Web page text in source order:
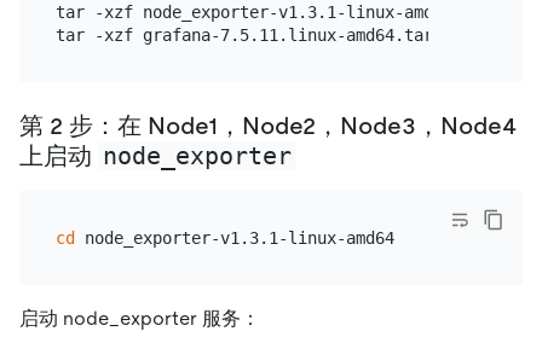
tar -xzf node_exporter-v1.3.1-linux-amd64.tar.gz
第 2 步：在 Node1，Node2，Node3，Node4
上启动 node_exporter
cd node_exporter-v1.3.1-linux-amd64
启动 node_exporter 服务：